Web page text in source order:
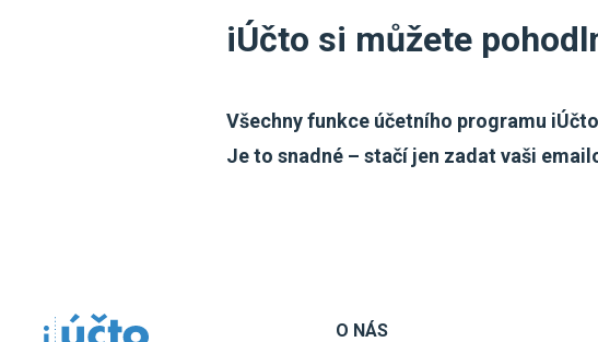
iÚčto si můžete
Všechny funkce účetního programu
Je to snadné – stačí jen zadat vaši
O NÁS